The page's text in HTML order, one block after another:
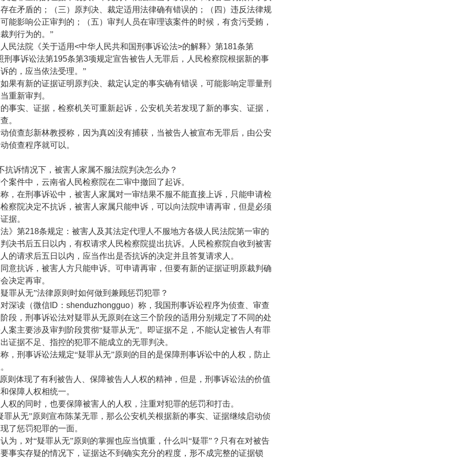
在矛盾的；（三）原判决、裁定适用法律确有错误的；（四）违反法律规
能影响公正审判的；（五）审判人员在审理该案件的时候，有贪污受贿，
判行为的。”
法院《关于适用<中华人民共和国刑事诉讼法>的解释》第181条第
刑事诉讼法第195条第3项规定宣告被告人无罪后，人民检察院根据新的事
的，应当依法受理。”
有新的证据证明原判决、裁定认定的事实确有错误，可能影响定罪量刑
重新审判。
实、证据，检察机关可重新起诉，公安机关若发现了新的事实、证据，
。
查彭新林教授称，因为真凶没有捕获，当被告人被宣布无罪后，由公安
侦查程序就可以。
抗诉情况下，被害人家属不服法院判决怎么办？
件中，云南省人民检察院在二审中撤回了起诉。
在刑事诉讼中，被害人家属对一审结果不服不能直接上诉，只能申请检
察院决定不抗诉，被害人家属只能申诉，可以向法院申请再审，但是必须
据。
》第218条规定：被害人及其法定代理人不服地方各级人民法院第一审的
决书后五日以内，有权请求人民检察院提出抗诉。人民检察院自收到被害
的请求后五日以内，应当作出是否抗诉的决定并且答复请求人。
抗诉，被害人方只能申诉。可申请再审，但要有新的证据证明原裁判确
决定再审。
罪从无”法律原则时如何做到兼顾惩罚犯罪？
读（微信 ID ： shenduzhongguo）称，我国刑事诉讼程序为侦查、审查
段，刑事诉讼法对疑罪从无原则在这三个阶段的适用分别规定了不同的处
案主要涉及审判阶段贯彻“疑罪从无”。即证据不足，不能认定被告人有罪
证据不足、指控的犯罪不能成立的无罪判决。
刑事诉讼法规定“疑罪从无”原则的目的是保障刑事诉讼中的人权，防止
体现了有利被告人、保障被告人人权的精神，但是，刑事诉讼法的价值
保障人权相统一。
的同时，也要保障被害人的人权，注重对犯罪的惩罚和打击。
无”原则宣布陈某无罪，那么公安机关根据新的事实、证据继续启动侦
了惩罚犯罪的一面。
，对“疑罪从无”原则的掌握也应当慎重，什么叫“疑罪”？只有在对被告
事实存疑的情况下，证据达不到确实充分的程度，形不成完整的证据锁